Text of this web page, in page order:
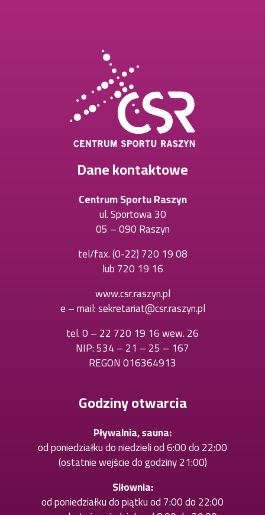
Dane kontaktowe
Centrum Sportu Raszyn
ul. Sportowa 30
05 – 090 Raszyn
tel/fax.(0-22) 720 19 08
karcie
lub720 19 16
w
nowej
karcie
www.csr.raszyn.pl
e – mail:sekretariat@csr.raszyn.pl
tel.0 – 22 720 19 16 wew. 26
NIP: 534 – 21 – 25 – 167
REGON 016364913
Godziny otwarcia
Pływalnia, sauna:
od poniedziałku do niedzieli od 6:00 do 22:00
(ostatnie wejście do godziny 21:00)
Siłownia:
od poniedziałku do piątku od 7:00 do 22:00